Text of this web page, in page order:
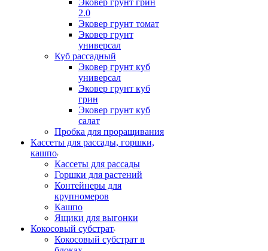
Эковер грунт грин
2.0
Эковер грунт томат
Эковер грунт
универсал
Куб рассадный
Эковер грунт куб
универсал
Эковер грунт куб
грин
Эковер грунт куб
салат
Пробка для проращивания
Кассеты для рассады, горшки,
кашпо
Кассеты для рассады
Горшки для растений
Контейнеры для
крупномеров
Кашпо
Ящики для выгонки
Кокосовый субстрат
Кокосовый субстрат в